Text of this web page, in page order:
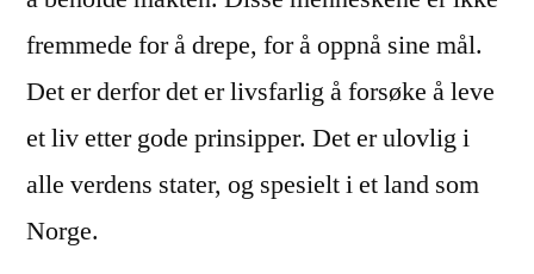
fremmede for å drepe, for å oppnå sine mål.
Det er derfor det er livsfarlig å forsøke å leve
et liv etter gode prinsipper. Det er ulovlig i
alle verdens stater, og spesielt i et land som
Norge.